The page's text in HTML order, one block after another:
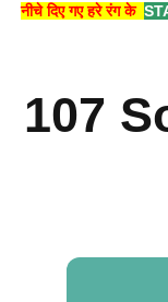
नीचे दिए गए हरे रंग के
107